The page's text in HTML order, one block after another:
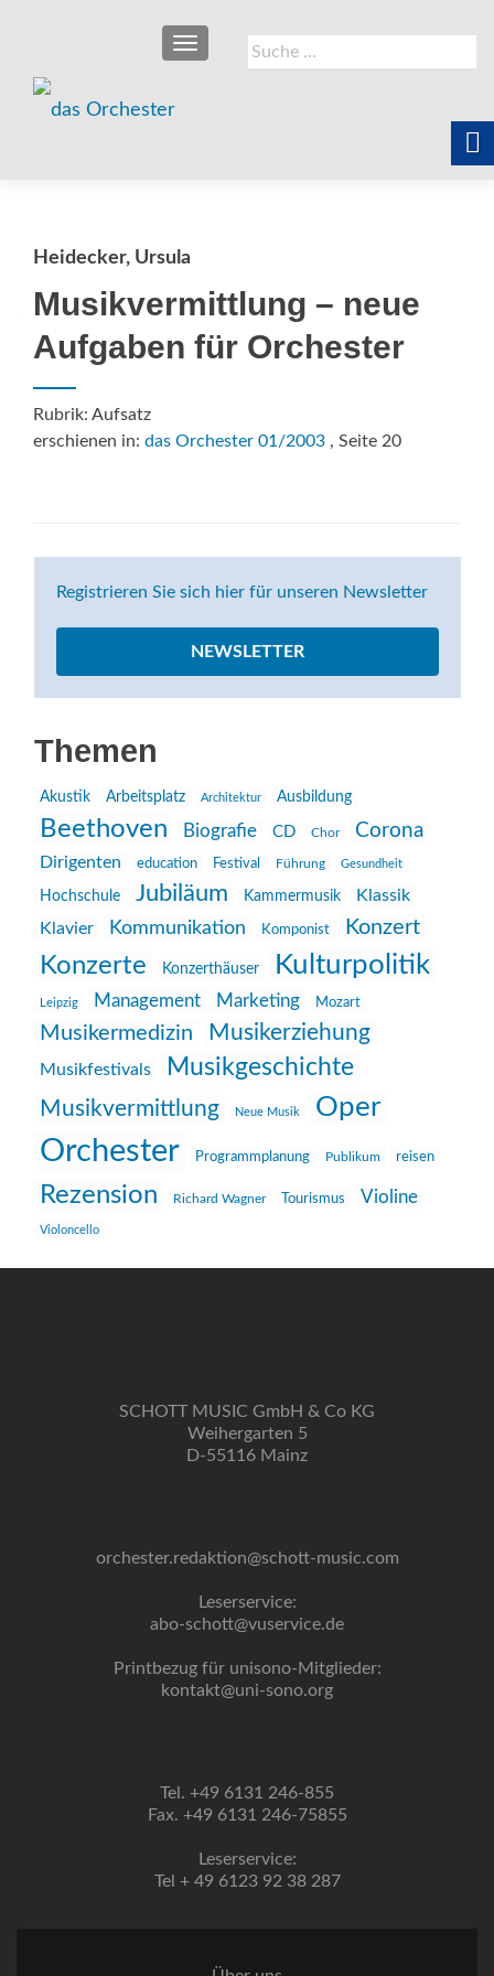
Suche
nach:
SCHALTE NAVIGATION
Heidecker, Ursula
Musikvermittlung – neue
Aufgaben für Orchester
Rubrik: Aufsatz
erschienen in: das Orchester 01/2003 , Seite 20
Registrieren Sie sich hier für unseren Newsletter
NEWSLETTER
Themen
Akustik Arbeitsplatz Architektur Ausbildung
Beethoven Biografie CD Chor Corona
Dirigenten education Festival Führung Gesundheit
Hochschule Jubiläum Kammermusik
Klassik
Klavier
Kommunikation Komponist Konzert
Konzerte Konzerthäuser Kulturpolitik
Leipzig Management Marketing Mozart
Musikermedizin Musikerziehung
Musikfestivals Musikgeschichte
Musikvermittlung Neue Musik Oper
Orchester Programmplanung Publikum reisen
Rezension Richard Wagner Tourismus Violine
Violoncello
SCHOTT MUSIC GmbH & Co KG
Weihergarten 5
D-55116 Mainz
orchester.redaktion@schott-music.com
Leserservice:
abo-schott@vuservice.de
Printbezug für unisono-Mitglieder:
kontakt@uni-sono.org
Tel. +49 6131 246-855
Fax. +49 6131 246-75855
Leserservice:
Tel + 49 6123 92 38 287